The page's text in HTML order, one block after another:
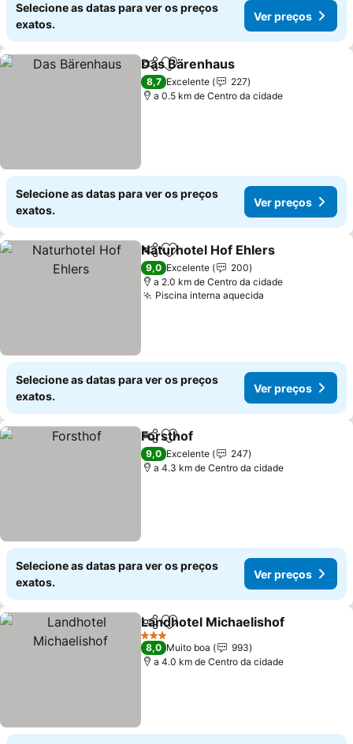
Selecione as datas para ver os preços
exatos.
Ver preços
PartilharAdicionar aos favoritos
Das Bärenhaus
8,7 Excelente
227
a 0.5 km de Centro da cidade
Selecione as datas para ver os preços
exatos.
Ver preços
PartilharAdicionar aos favoritos
Naturhotel Hof Ehlers
9,0 Excelente
200
a 2.0 km de Centro da cidade
Piscina interna aquecida
Selecione as datas para ver os preços
exatos.
Ver preços
PartilharAdicionar aos favoritos
Forsthof
9,0 Excelente
247
a 4.3 km de Centro da cidade
Selecione as datas para ver os preços
exatos.
Ver preços
PartilharAdicionar aos favoritos
Landhotel Michaelishof
3 Estrelas
8,0 Muito boa
993
a 4.0 km de Centro da cidade